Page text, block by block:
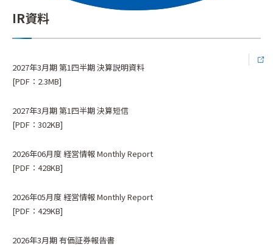
IR資料
2027年3月期 第1四半期 決算説明資料
[PDF：2.3MB]
2027年3月期 第1四半期 決算短信
[PDF：302KB]
2026年06月度 経営情報 Monthly Report
[PDF：428KB]
2026年05月度 経営情報 Monthly Report
[PDF：429KB]
2026年3月期 有価証券報告書